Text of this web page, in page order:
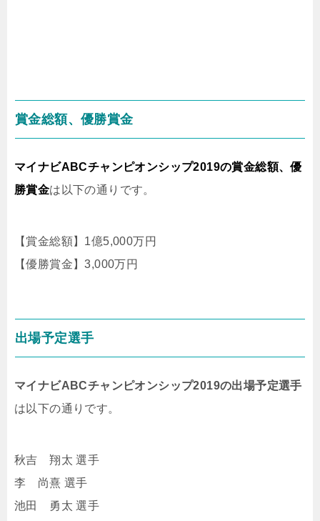
賞金総額、優勝賞金
マイナビABCチャンピオンシップ2019の賞金総額、優
勝賞金は以下の通りです。
【賞金総額】1億5,000万円
【優勝賞金】3,000万円
出場予定選手
マイナビABCチャンピオンシップ2019の出場予定選手
は以下の通りです。
秋吉 翔太 選手
李 尚熹 選手
池田 勇太 選手